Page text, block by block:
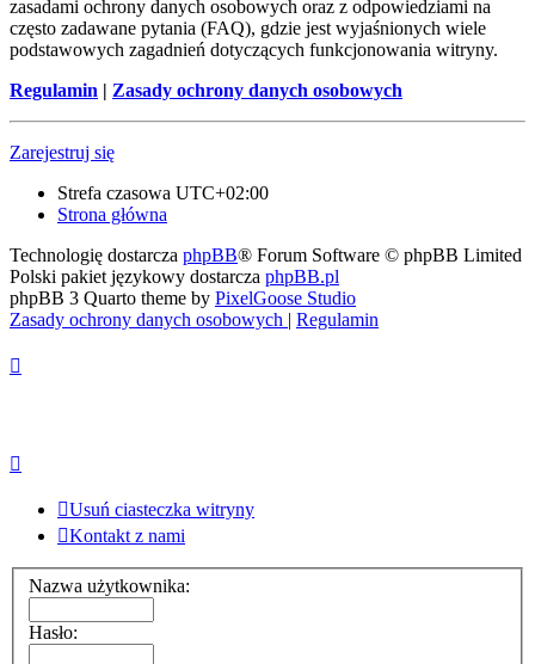
zasadami ochrony danych osobowych oraz z odpowiedziami na
często zadawane pytania (FAQ), gdzie jest wyjaśnionych wiele
podstawowych zagadnień dotyczących funkcjonowania witryny.
Regulamin | Zasady ochrony danych osobowych
Zarejestruj się
Strefa czasowa UTC+02:00
Strona główna
Technologię dostarcza phpBB® Forum Software © phpBB Limited
Polski pakiet językowy dostarcza phpBB.pl
phpBB 3 Quarto theme by PixelGoose Studio
Zasady ochrony danych osobowych | Regulamin
Usuń ciasteczka witryny
Kontakt z nami
Nazwa użytkownika:
Hasło: